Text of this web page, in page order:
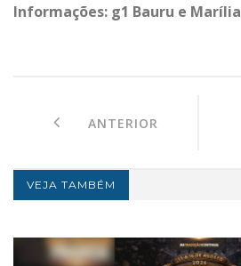
Informações: g1 Bauru e Marília
ANTERIOR
VEJA TAMBÉM